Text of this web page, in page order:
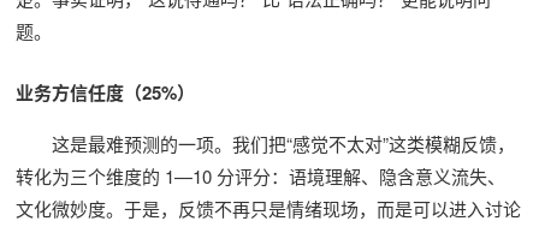
题。
业务方信任度（25%）
这是最难预测的一项。我们把“感觉不太对”这类模糊反馈，
转化为三个维度的 1—10 分评分：语境理解、隐含意义流失、
文化微妙度。于是，反馈不再只是情绪现场，而是可以进入讨论